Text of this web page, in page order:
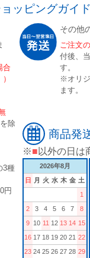
ョッピングガイ
合
除
3種
円
その他
ご注文
付後、
す。
※オリ
ます。
商品発
※■ 以外の日は
2026年8月
日
月 火 水 木 金 土
1
2
3 4 5 6 7
8
9 10 11 12 13 14 15
16 17 18 19 20 21 22
23 24 25 26 27 28 29